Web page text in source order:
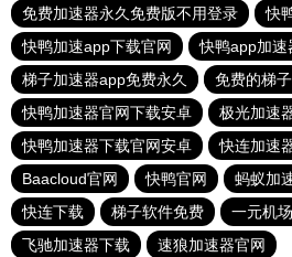
免费加速器永久免费版不用登录
快
快鸭加速app下载官网
快鸭app加速
梯子加速器app免费永久
免费的梯
快鸭加速器官网下载安卓
极光加速
快鸭加速器下载官网安卓
快连加速
Baacloud官网
快鸭官网
蚂蚁加
快连下载
梯子软件免费 一元机场
飞驰加速器下载
速狼加速器官网